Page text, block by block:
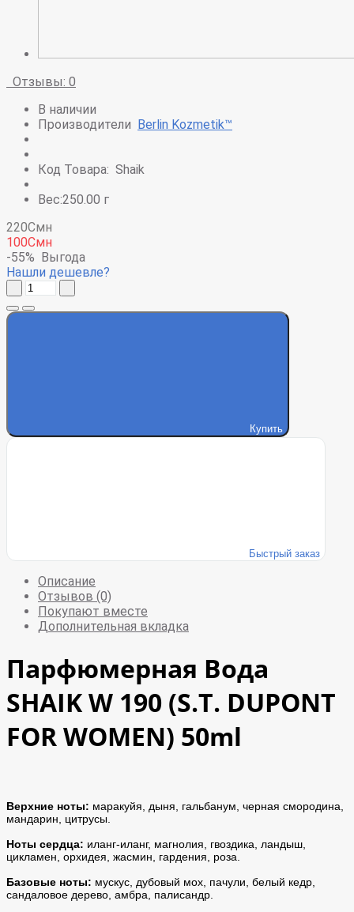
Отзывы: 0
В наличии
Производители Berlin Kozmetik™
Код Товара: Shaik
Вес:250.00 г
220Смн
100Смн
-55% Выгода
Нашли дешевле?
Купить
Быстрый заказ
Описание
Отзывов (0)
Покупают вместе
Дополнительная вкладка
Парфюмерная Вода
SHAIK W 190 (S.T. DUPONT
FOR WOMEN) 50ml
Верхние ноты: маракуйя, дыня, гальбанум, черная смородина,
мандарин, цитрусы.
Ноты сердца: иланг-иланг, магнолия, гвоздика, ландыш,
цикламен, орхидея, жасмин, гардения, роза.
Базовые ноты: мускус, дубовый мох, пачули, белый кедр,
сандаловое дерево, амбра, палисандр.